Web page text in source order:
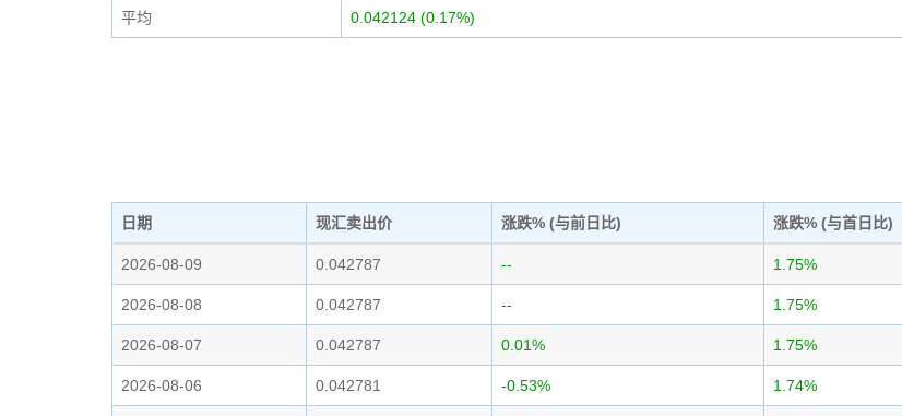
平均 0.042124 (0.17%)
日期 现汇卖出价 涨跌% (与前日比) 涨跌% (与首日比)
2026-08-09 0.042787 -- 1.75%
2026-08-08 0.042787 -- 1.75%
2026-08-07 0.042787 0.01% 1.75%
2026-08-06 0.042781 -0.53% 1.74%